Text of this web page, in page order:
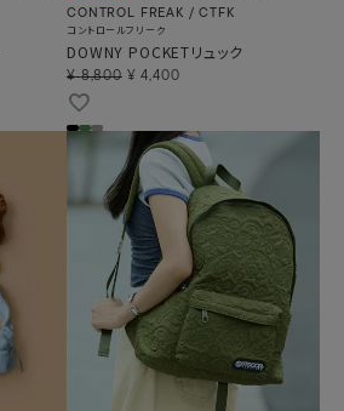
CONTROL FREAK / CTFK
コントロールフリーク
DOWNY POCKETリュック
¥ 8,800 ¥ 4,400